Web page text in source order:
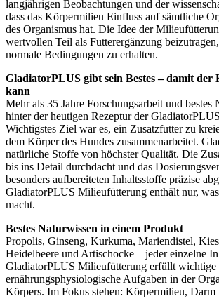
langjährigen Beobachtungen und der
dass das Körpermilieu Einfluss auf sämtliche
des Organismus hat. Die Idee der
wertvollen Teil als Futterergänzung
normale Bedingungen zu erhalten.
GladiatorPLUS gibt sein Bestes – damit der
kann
Mehr als 35 Jahre Forschungsarbeit und bestes
hinter der heutigen Rezeptur der
Wichtigstes Ziel war es, ein Zusatzfutter zu
dem Körper des Hundes zusammenarbeitet.
natürliche Stoffe von höchster Qualität. Die
bis ins Detail durchdacht und das
besonders aufbereiteten Inhaltsstoffe präzise
GladiatorPLUS Milieufütterung enthält nur,
macht.
Bestes Naturwissen in einem Produkt
Propolis, Ginseng, Kurkuma, Mariendistel,
Heidelbeere und Artischocke – jeder einzelne
GladiatorPLUS Milieufütterung erfüllt wichtige
ernährungsphysiologische Aufgaben in der
Körpers. Im Fokus stehen: Körpermilieu, Darm